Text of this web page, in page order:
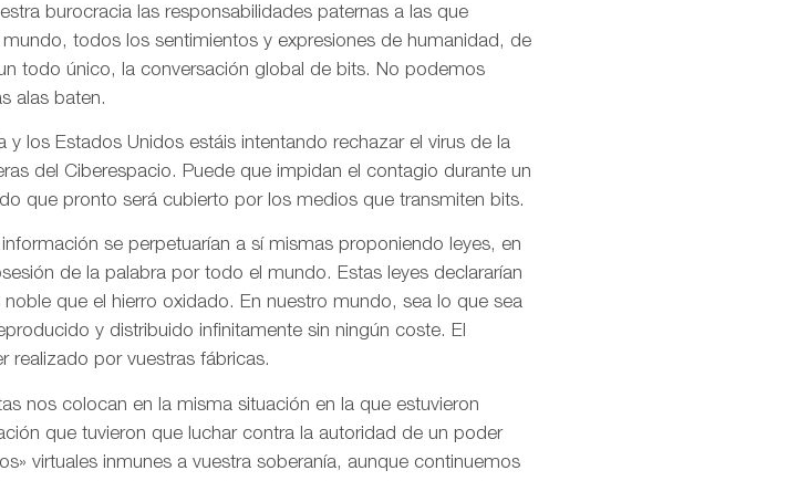
burocracia las responsabilidades paternas a las que
todos los sentimientos y expresiones de humanidad, de
todo único, la conversación global de bits. No podemos
alas baten.
y los Estados Unidos estáis intentando rechazar el virus de la
del Ciberespacio. Puede que impidan el contagio durante un
que pronto será cubierto por los medios que transmiten bits.
se perpetuarían a sí mismas proponiendo leyes, en
de la palabra por todo el mundo. Estas leyes declararían
que el hierro oxidado. En nuestro mundo, sea lo que sea
y distribuido infinitamente sin ningún coste. El
realizado por vuestras fábricas.
nos colocan en la misma situación en la que estuvieron
que tuvieron que luchar contra la autoridad de un poder
virtuales inmunes a vuestra soberanía, aunque continuemos